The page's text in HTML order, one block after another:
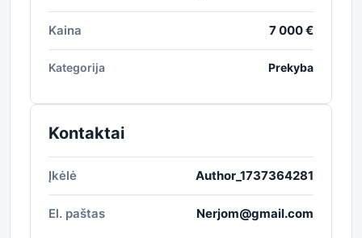
Kaina 7 000 €
Kategorija Prekyba
Kontaktai
Įkėlė Author_1737364281
El. paštas Nerjom@gmail.com